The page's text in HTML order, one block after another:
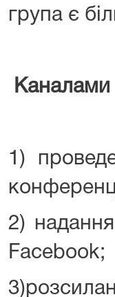
група є
Каналами
1)
2)
Facebook;